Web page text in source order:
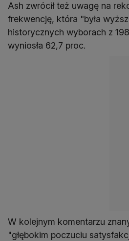
Ash zwrócił też uwagę na
frekwencję, która "była
historycznych wyborach z
wyniosła 62,7 proc.
W kolejnym komentarzu
"głębokim poczuciu